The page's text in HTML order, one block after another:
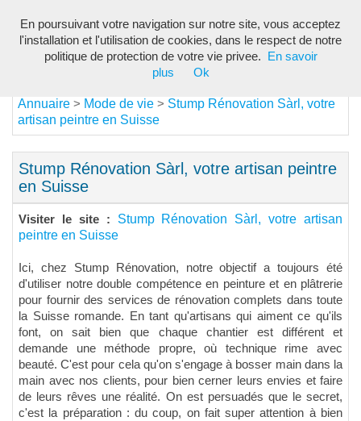
Annuaire > Mode de vie > Stump Rénovation Sàrl, votre
artisan peintre en Suisse
Stump Rénovation Sàrl, votre artisan peintre
en Suisse
Visiter le site : Stump Rénovation Sàrl, votre artisan
peintre en Suisse
Ici, chez Stump Rénovation, notre objectif a toujours été
d'utiliser notre double compétence en peinture et en plâtrerie
pour fournir des services de rénovation complets dans toute
la Suisse romande. En tant qu'artisans qui aiment ce qu'ils
font, on sait bien que chaque chantier est différent et
demande une méthode propre, où technique rime avec
beauté. C'est pour cela qu'on s'engage à bosser main dans la
main avec nos clients, pour bien cerner leurs envies et faire
de leurs rêves une réalité. On est persuadés que le secret,
c'est la préparation : du coup, on fait super attention à bien
En poursuivant votre navigation sur notre site, vous acceptez
l'installation et l'utilisation de cookies, dans le respect de notre
politique de protection de votre vie privee.
En savoir
plus
Ok